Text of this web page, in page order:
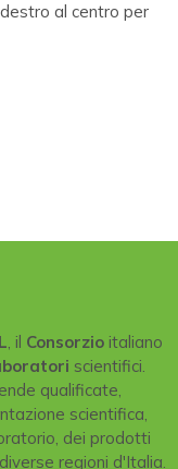
al centro per
, il Consorzioitaliano
scientifici.
qualificate,
scientifica,
dei prodotti
regioni d'Italia.